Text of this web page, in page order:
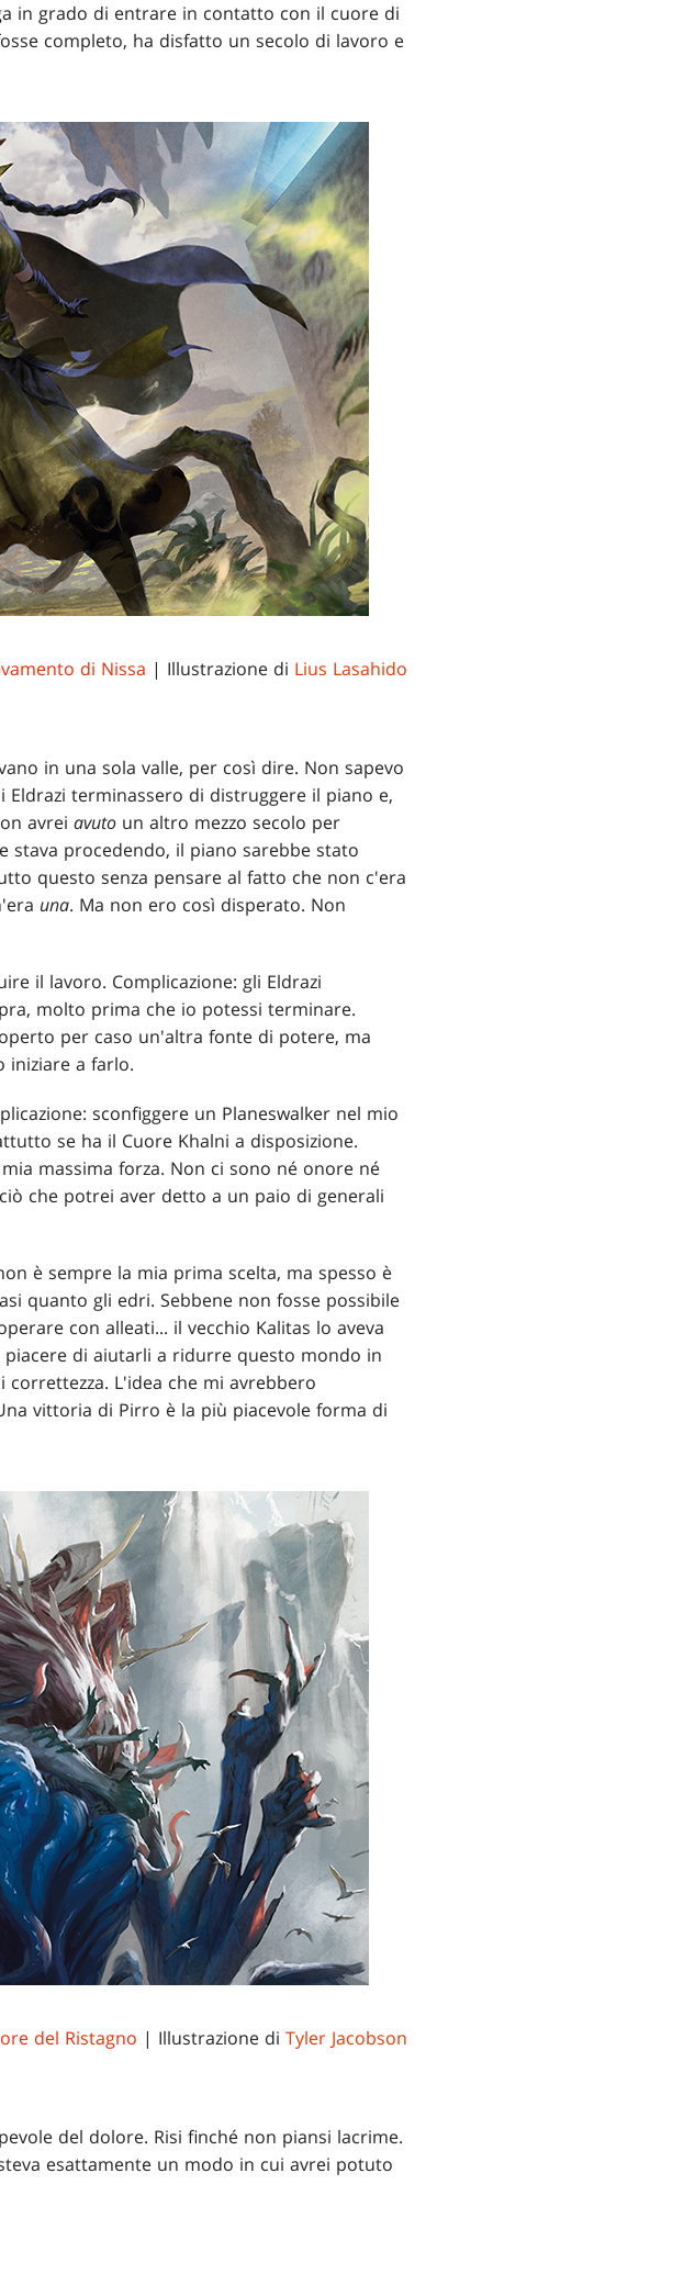
in grado di entrare in contatto con il cuore di
completo, ha disfatto un secolo di lavoro e
di Nissa | Illustrazione di Lius Lasahido
in una sola valle, per così dire. Non sapevo
terminassero di distruggere il piano e,
avrei avuto un altro mezzo secolo per
stava procedendo, il piano sarebbe stato
questo senza pensare al fatto che non c'era
una. Ma non ero così disperato. Non
il lavoro. Complicazione: gli Eldrazi
molto prima che io potessi terminare.
per caso un'altra fonte di potere, ma
iniziare a farlo.
sconfiggere un Planeswalker nel mio
se ha il Cuore Khalni a disposizione.
massima forza. Non ci sono né onore né
che potrei aver detto a un paio di generali
è sempre la mia prima scelta, ma spesso è
quanto gli edri. Sebbene non fosse possibile
con alleati... il vecchio Kalitas lo aveva
di aiutarli a ridurre questo mondo in
L'idea che mi avrebbero
vittoria di Pirro è la più piacevole forma di
del Ristagno | Illustrazione di Tyler Jacobson
del dolore. Risi finché non piansi lacrime.
esattamente un modo in cui avrei potuto